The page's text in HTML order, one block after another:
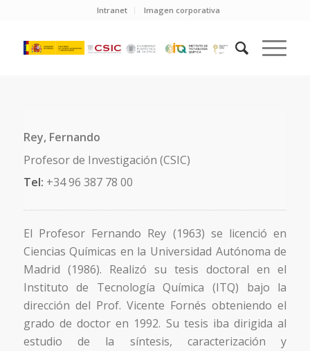
Intranet Imagen corporativa
Rey, Fernando
Profesor de Investigación (CSIC)
Tel: +34 96 387 78 00
El Profesor Fernando Rey (1963) se licenció en
Ciencias Químicas en la Universidad Autónoma de
Madrid (1986). Realizó su tesis doctoral en el
Instituto de Tecnología Química (ITQ) bajo la
dirección del Prof. Vicente Fornés obteniendo el
grado de doctor en 1992. Su tesis iba dirigida al
estudio de la síntesis, caracterización y